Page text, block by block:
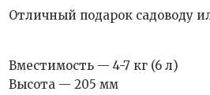
Отличный подарок садоводу
Вместимость — 4-7 кг (6 л)
Высота — 205 мм